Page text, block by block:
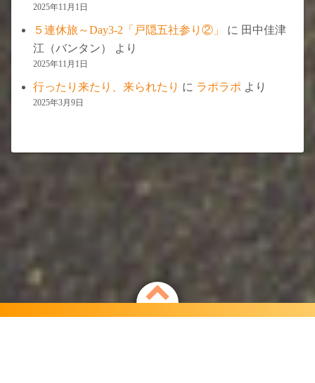
2025年11月1日
５連休旅～Day3-2「戸隠五社参り②」 に 田中佳津
江（バンタン）
より
2025年11月1日
行ったり来たり、来られたり に ラポラポ より
2025年3月9日